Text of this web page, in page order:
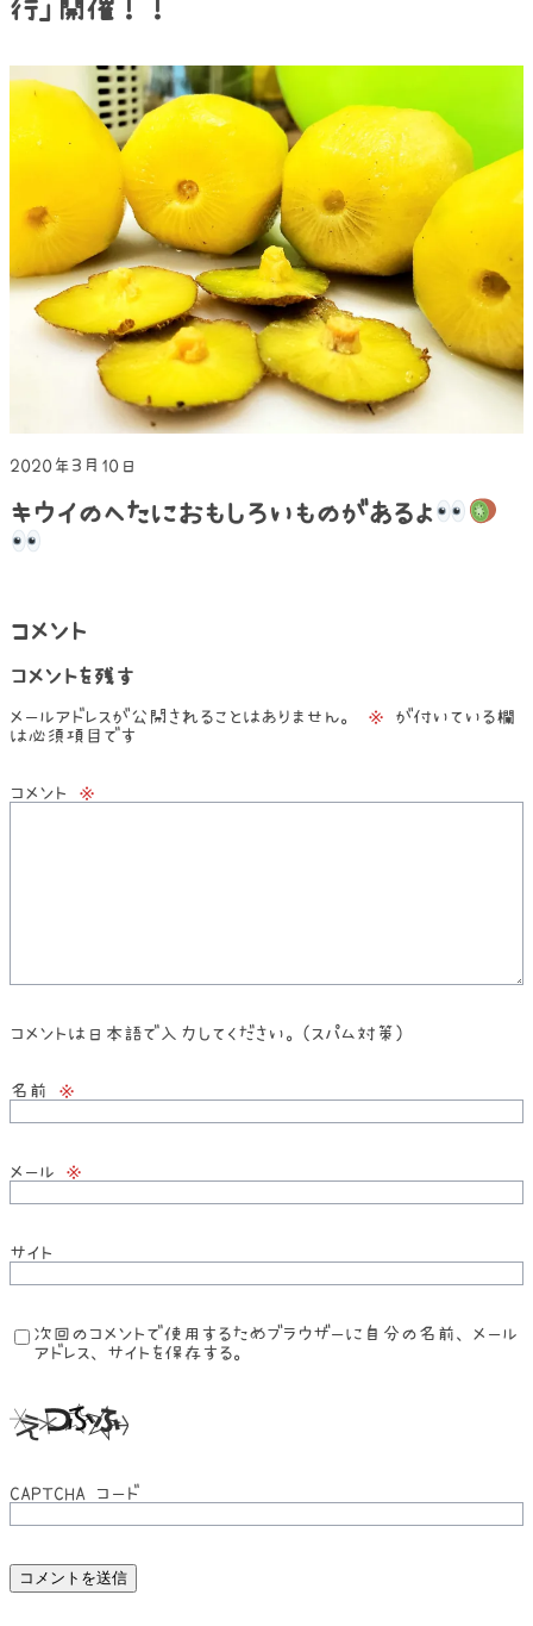
行」開催！！
2020年3月10日
キウイのへたにおもしろいものがあるよ
コメント
コメントを残す
メールアドレスが公開されることはありません。 ※
が付いている欄
は必須項目です
コメント ※
コメントは日本語で入力してください。(スパム対策)
名前 ※
メール ※
サイト
次回のコメントで使用するためブラウザーに自分の名前、メール
アドレス、サイトを保存する。
CAPTCHA コード